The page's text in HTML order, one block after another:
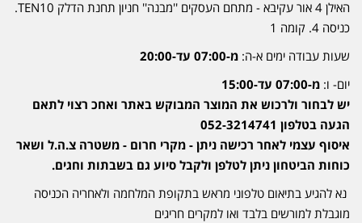
האילן 4 אור עקיבא - מתחם העסקים ''מבנה'' חניון תחנת הדלק TEN10.
כניסה 4. קומה 1
שעות עבודה ימים א-ה: מ-07:00 עד-20:00
יום- ו: מ-07:00 עד-15:00
יש לבחור ולרכוש את המוצר המבוקש באתר ואחכ רצוי לתאם
הגעה בטלפון 052-3214741
איסוף עצמי לאחר רכישה ניתן - מקרי חרום - משטרה צ.ה.ל ושאר
כוחות הביטחון ניתן לטלפן ולקבל סיוע גם בשבתות וחגים.
נא להגיע בתיאום טלפוני מראש בתקופת המלחמה ולאחריה הכניסה
מוגבלת למורשים בלבד ואו למקרים חריגים